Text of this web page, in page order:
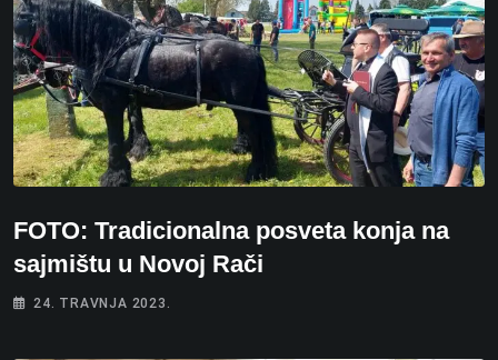
FOTO: Tradicionalna posveta konja na
sajmištu u Novoj Rači
24. TRAVNJA 2023.